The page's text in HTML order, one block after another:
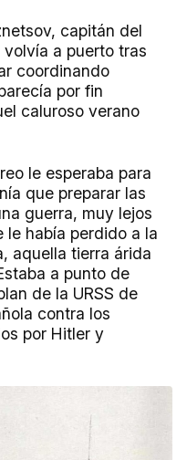
capitán del
volvía a puerto tras
coordinando
por fin
caluroso verano
le esperaba para
que preparar las
guerra, muy lejos
le había perdido a la
aquella tierra árida
a punto de
de la URSS de
contra los
por Hitler y